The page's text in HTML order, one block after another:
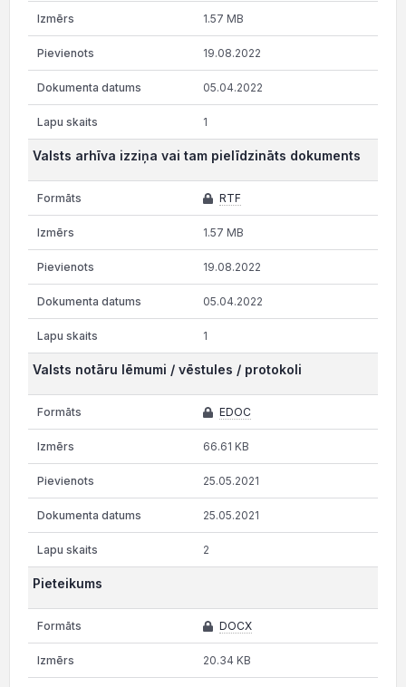
1.57 MB
19.08.2022
05.04.2022
1
Valsts arhīva izziņa vai tam pielīdzināts dokuments
RTF
1.57 MB
19.08.2022
05.04.2022
1
Valsts notāru lēmumi / vēstules / protokoli
EDOC
66.61 KB
25.05.2021
25.05.2021
2
Pieteikums
DOCX
20.34 KB